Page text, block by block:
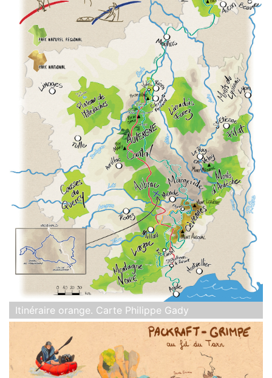
Itinéraire orange. Carte Philippe Gady